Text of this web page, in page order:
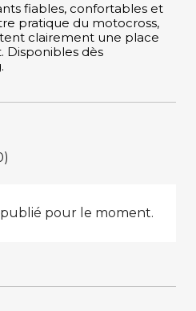
fiables, confortables et
pratique du motocross,
clairement une place
Disponibles dès
pour le moment.